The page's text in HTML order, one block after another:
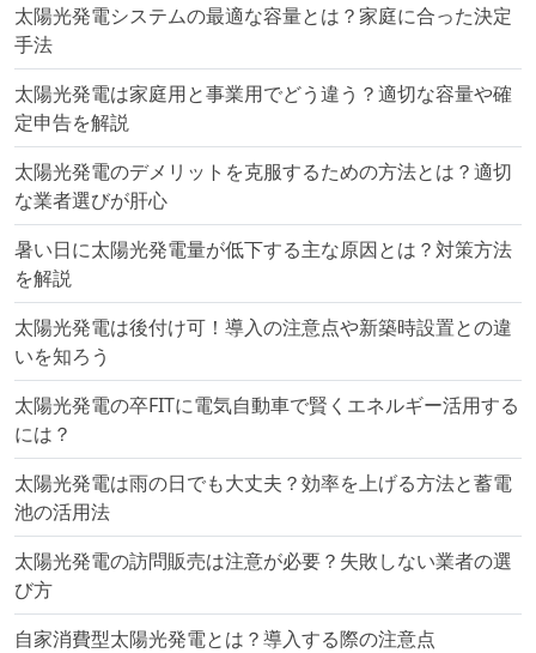
太陽光発電システムの最適な容量とは？家庭に合った決定
手法
太陽光発電は家庭用と事業用でどう違う？適切な容量や確
定申告を解説
太陽光発電のデメリットを克服するための方法とは？適切
な業者選びが肝心
暑い日に太陽光発電量が低下する主な原因とは？対策方法
を解説
太陽光発電は後付け可！導入の注意点や新築時設置との違
いを知ろう
太陽光発電の卒FITに電気自動車で賢くエネルギー活用する
には？
太陽光発電は雨の日でも大丈夫？効率を上げる方法と蓄電
池の活用法
太陽光発電の訪問販売は注意が必要？失敗しない業者の選
び方
自家消費型太陽光発電とは？導入する際の注意点